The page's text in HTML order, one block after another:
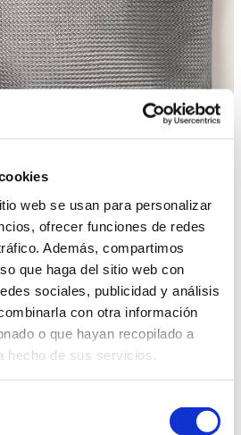
web se usan para personalizar
ofrecer funciones de redes
Además, compartimos
que haga del sitio web con
sociales, publicidad y análisis
con otra información
o que hayan recopilado a
hecho de sus servicios.